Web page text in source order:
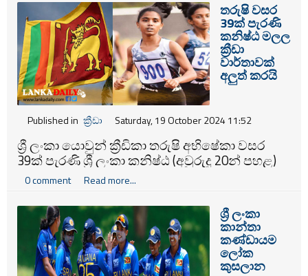
තරුෂි වසර
39ක් පැරණි
කනිෂ්ඨ මලල
ක්‍රීඩා
වාර්තාවක්
අලුත් කරයි
Published in ක්‍රීඩා Saturday, 19 October 2024 11:52
ශ්‍රී ලංකා යොවුන් ක්‍රීඩිකා තරුෂි අභිෂේකා වසර
39ක් පැරණි ශ්‍රී ලංකා කනිෂ්ඨ (අවුරුදු 20න් පහළ)
මලල ක්‍රීඩා වාර්තාවක් අලුත් කිරීමට අද (19) සමත්
වූවාය.
0 comment Read more...
ශ්‍රී ලංකා
කාන්තා
කණ්ඩායම
ලෝක
කුසලාන